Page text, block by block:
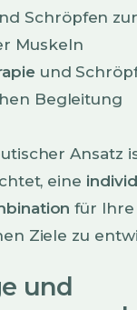
Schröpfen
Muskeln
und
Begleitung
Ansatz
eine
für Ihre
Ziele zu
und